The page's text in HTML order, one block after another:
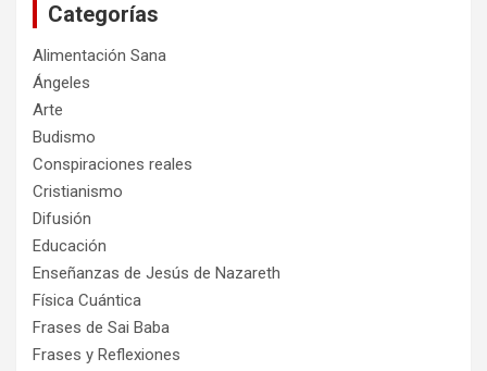
Categorías
Alimentación Sana
Ángeles
Arte
Budismo
Conspiraciones reales
Cristianismo
Difusión
Educación
Enseñanzas de Jesús de Nazareth
Física Cuántica
Frases de Sai Baba
Frases y Reflexiones